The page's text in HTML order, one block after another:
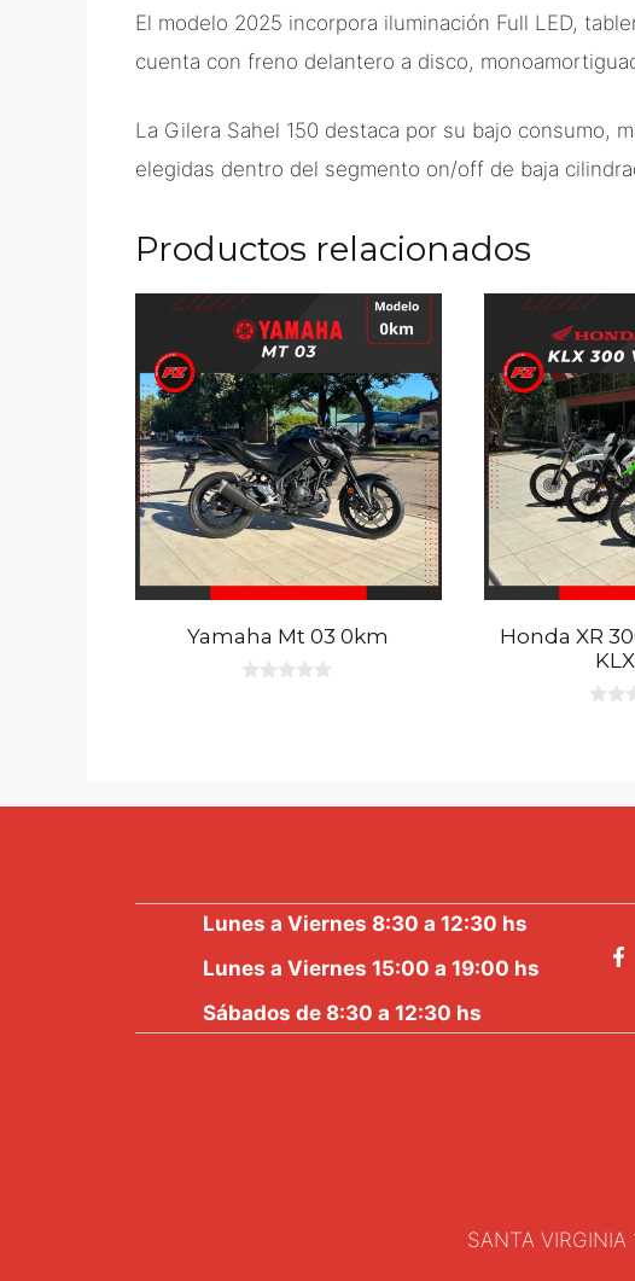
El modelo 2025 incorpora iluminación Full LED,
cuenta con freno delantero a disco,
La Gilera Sahel 150 destaca por su bajo consumo,
elegidas dentro del segmento on/off de baja
Productos relacionados
Yamaha Mt 03 0km
Honda XR
Lunes a Viernes 8:30 a 12:30 hs
Lunes a Viernes 15:00 a 19:00 hs
Sábados de 8:30 a 12:30 hs
SANTA